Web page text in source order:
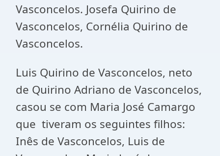
Vasconcelos. Josefa Quirino de
Vasconcelos, Cornélia Quirino de
Vasconcelos.
Luis Quirino de Vasconcelos, neto
de Quirino Adriano de Vasconcelos,
casou se com Maria José Camargo
que tiveram os seguintes filhos:
Inês de Vasconcelos, Luis de